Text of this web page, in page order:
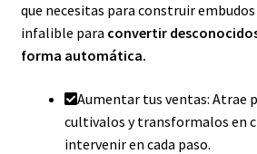
que necesitas para construir
infalible para convertir
forma automática.
Aumentar tus ventas: Atrae
cultivalos y transformalos en
intervenir en cada paso.